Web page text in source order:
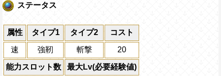
ステータス
属性 タイプ1 タイプ2 コスト
速 強靭 斬撃 20
能力スロット数 最大Lv(必要経験値)